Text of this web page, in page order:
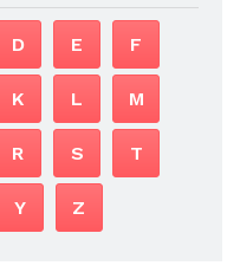
D E F
K L M
R S T
Y Z